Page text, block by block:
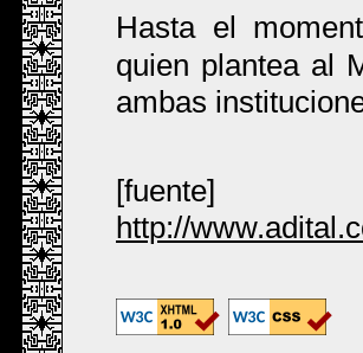
Hasta el
quien plantea al
ambas
[fuente]
http://